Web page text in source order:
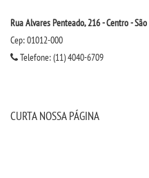
Rua Alvares Penteado, 216 - Centro -
Cep: 01012-000
Telefone: (11) 4040-6709
CURTA NOSSA PÁGINA